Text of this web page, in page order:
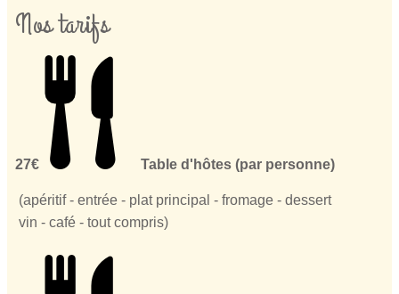
Nos tarifs
Table d'hôtes (par personne)
27€
(apéritif - entrée - plat principal - fromage - dessert
vin - café - tout compris)